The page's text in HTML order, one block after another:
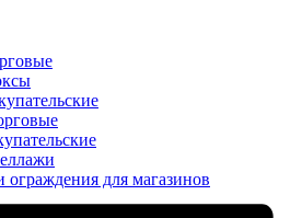
ограждения для магазинов